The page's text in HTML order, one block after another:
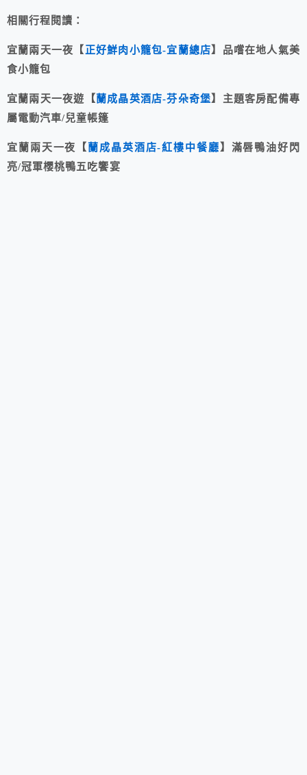
相關行程閱讀：
宜蘭兩天一夜【正好鮮肉小籠包-宜蘭總店】品嚐在地人氣美
食小籠包
宜蘭兩天一夜遊【蘭成晶英酒店-芬朵奇堡】主題客房配備專
屬電動汽車/兒童帳篷
宜蘭兩天一夜【蘭成晶英酒店-紅樓中餐廳】滿唇鴨油好閃
亮/冠軍櫻桃鴨五吃饗宴